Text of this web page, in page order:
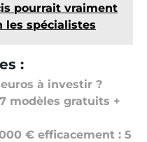
pourrait vraiment
les spécialistes
:
à investir ?
modèles gratuits +
€ efficacement : 5